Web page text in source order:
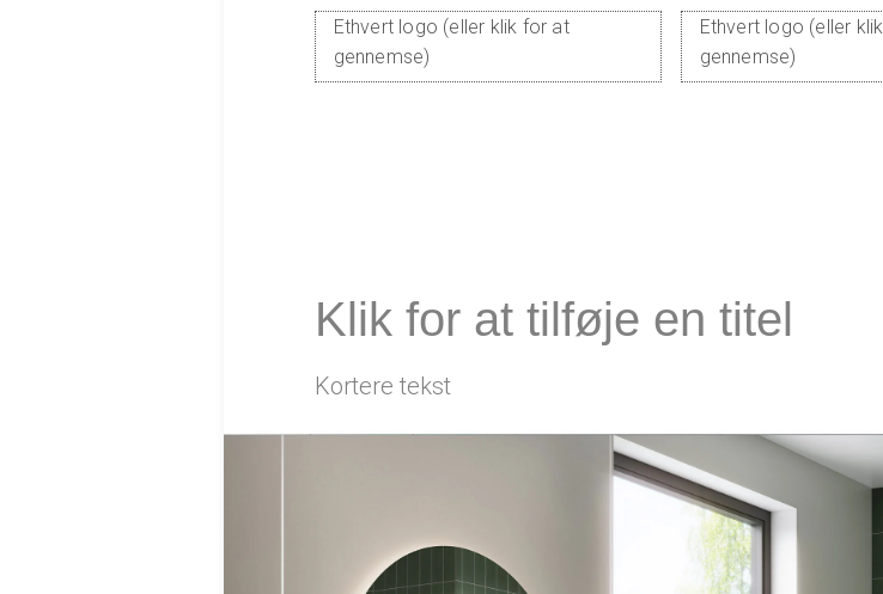
Ethvert logo (eller klik for at
gennemse)
Ethvert logo (eller
gennemse)